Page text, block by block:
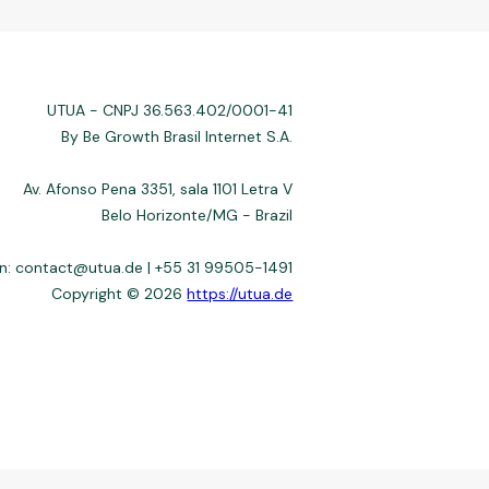
UTUA - CNPJ 36.563.402/0001-41
By Be Growth Brasil Internet S.A.
Av. Afonso Pena 3351, sala 1101 Letra V
Belo Horizonte/MG - Brazil
contact@utua.de | +55 31 99505-1491
Copyright © 2026https://utua.de